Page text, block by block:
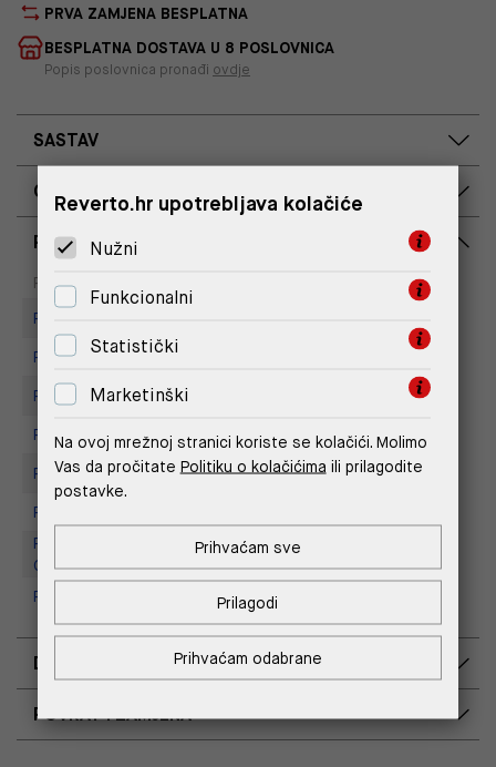
PRVA ZAMJENA BESPLATNA
BESPLATNA DOSTAVA U 8 POSLOVNICA
Popis poslovnica pronađi ovdje
SASTAV
OPIS PROIZVODA
RASPOLOŽIVOST PO POSLOVNICAMA
Poslovnica
Na upit
Replay store, Tower Centar
Replay store, Arena centar
Replay Store, Joker Centar
Replay Store, Supernova Zadar
Replay Store, City Center One
Replay Store, Mall of Split
Replay Outlet Store, Designer
Outlet Croatia
Replay Outlet Store, Split
DOSTAVA
POVRAT I ZAMJENA
Reverto.hr upotrebljava kolačiće
Nužni
Funkcionalni
Statistički
Marketinški
Na ovoj mrežnoj stranici koriste se kolačići. Molimo
Vas da pročitate Politiku o kolačićima ili prilagodite
postavke.
Prihvaćam odabrane
Prilagodi
Prihvaćam sve